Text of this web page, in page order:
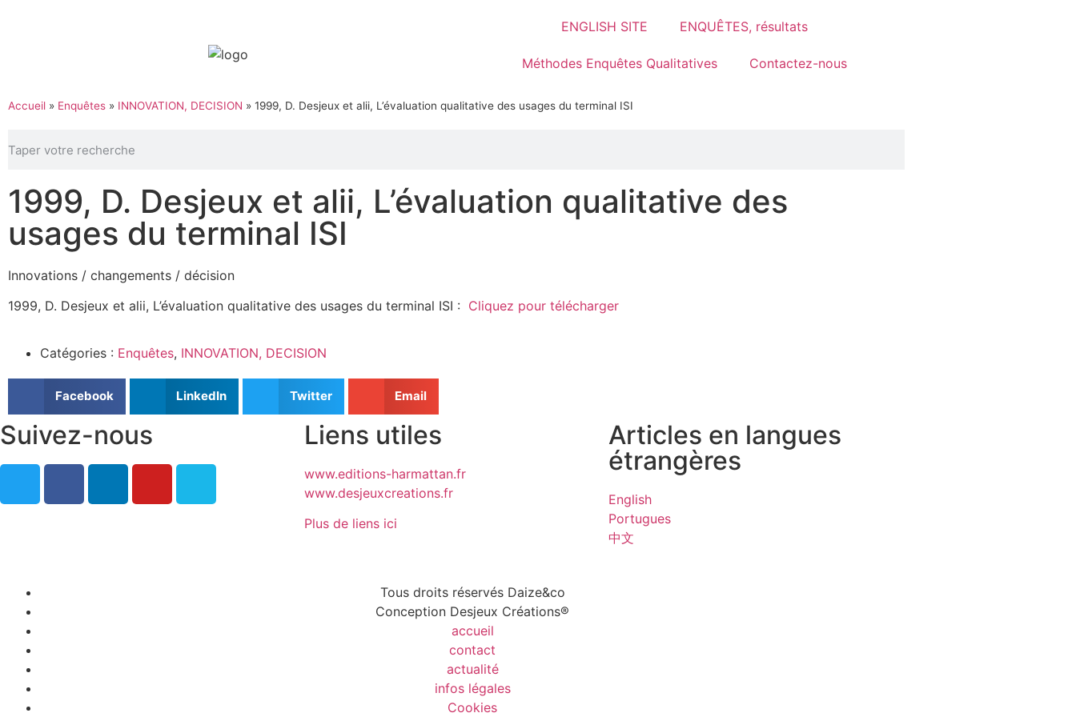
ENGLISH SITE ENQUÊTES, résultats
Méthodes Enquêtes Qualitatives Contactez-nous
Accueil » Enquêtes » INNOVATION, DECISION » 1999, D. Desjeux et alii, L’évaluation qualitative des usages du terminal ISI
1999, D. Desjeux et alii, L’évaluation qualitative des
usages du terminal ISI
Innovations / changements / décision
1999, D. Desjeux et alii, L’évaluation qualitative des usages du terminal ISI : Cliquez pour télécharger
Catégories : Enquêtes, INNOVATION, DECISION
Facebook LinkedIn Twitter Email
Suivez-nous Liens utiles
www.editions-harmattan.fr
www.desjeuxcreations.fr
Plus de liens ici
Articles en langues
étrangères
English
Portugues
中文
Tous droits réservés Daize&co
Conception Desjeux Créations®
accueil
contact
actualité
infos légales
Cookies